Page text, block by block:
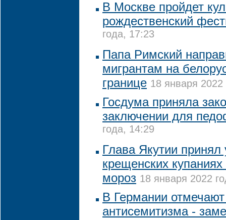
В Москве пройдет
рождественский
года, 17:23
Папа Римский
мигрантам на
границе 18 января 2022
Госдума приняла
заключении для
года, 14:29
Глава Якутии принял
крещенских
мороз 18 января 2022
В Германии отмечают
антисемитизма -